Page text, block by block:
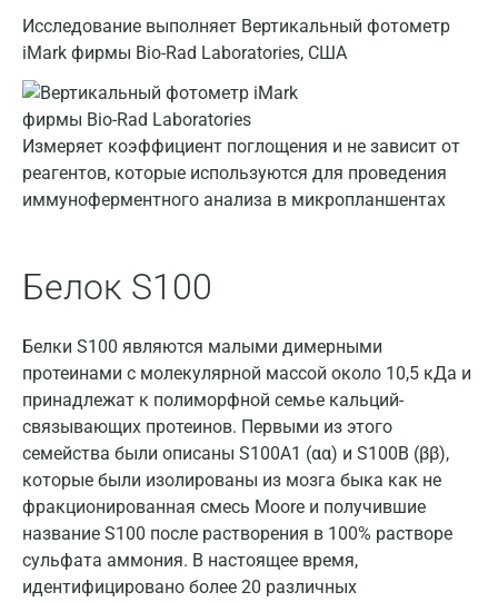
Исследование выполняет Вертикальный фотометр
iMark фирмы Bio-Rad Laboratories, США
Измеряет коэффициент поглощения и не зависит от
реагентов, которые используются для проведения
иммуноферментного анализа в микропланшентах
Белок S100
Белки S100 являются малыми димерными
протеинами с молекулярной массой около 10,5 кДа и
принадлежат к полиморфной семье кальций-
связывающих протеинов. Первыми из этого
семейства были описаны S100А1 (αα) и S100В (ββ),
которые были изолированы из мозга быка как не
фракционированная смесь Moore и получившие
название S100 после растворения в 100% растворе
сульфата аммония. В настоящее время,
идентифицировано более 20 различных
Армавир
Астрахань
Балашиха
Барнаул
Брянск
Видное
Волгоград
Волжский
Вологда
Воронеж
Всеволожск
Гатчина